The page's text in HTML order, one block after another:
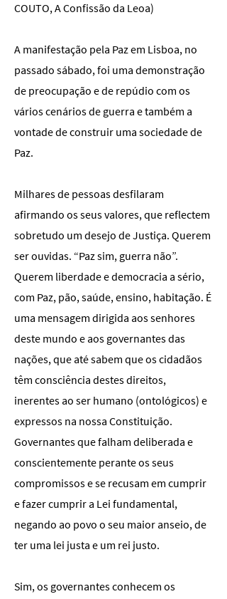
COUTO, A Confissão da Leoa)
A manifestação pela Paz em Lisboa, no
passado sábado, foi uma demonstração
de preocupação e de repúdio com os
vários cenários de guerra e também a
vontade de construir uma sociedade de
Paz.
Milhares de pessoas desfilaram
afirmando os seus valores, que reflectem
sobretudo um desejo de Justiça. Querem
ser ouvidas. “Paz sim, guerra não”.
Querem liberdade e democracia a sério,
com Paz, pão, saúde, ensino, habitação. É
uma mensagem dirigida aos senhores
deste mundo e aos governantes das
nações, que até sabem que os cidadãos
têm consciência destes direitos,
inerentes ao ser humano (ontológicos) e
expressos na nossa Constituição.
Governantes que falham deliberada e
conscientemente perante os seus
compromissos e se recusam em cumprir
e fazer cumprir a Lei fundamental,
negando ao povo o seu maior anseio, de
ter uma lei justa e um rei justo.
Sim, os governantes conhecem os